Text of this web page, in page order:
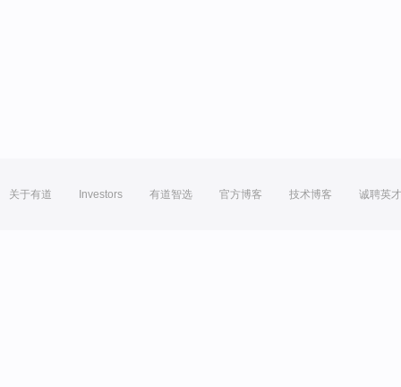
关于有道 Investors 有道智选 官方博客 技术博客 诚聘英才